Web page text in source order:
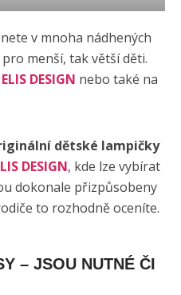
v mnoha nádhených
menší, tak větší děti.
ELIS DESIGN nebo také na
dětské lampičky
DESIGN, kde lze vybírat
dokonale přizpůsobeny
to rozhodně oceníte.
– JSOU NUTNÉ ČI